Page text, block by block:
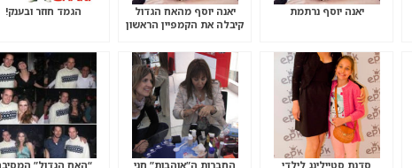
יאנה יוסף נרתמת
יאנה יוסף מהאח הגדול
קיבלה את הקמפיין הראשון
הגמד חוזר ובענק!
סדנת סטיילינג לילדי
החברות ה”אוהבות” חני
“האח הגדול”